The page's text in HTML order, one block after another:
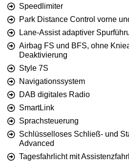
Speedlimiter
Park Distance Control vorne
Lane-Assist adaptiver
Airbag FS und BFS, ohne
Deaktivierung
Style 7S
Navigationssystem
DAB digitales Radio
SmartLink
Sprachsteuerung
Schlüsselloses Schließ- und
Advanced
Tagesfahrlicht mit